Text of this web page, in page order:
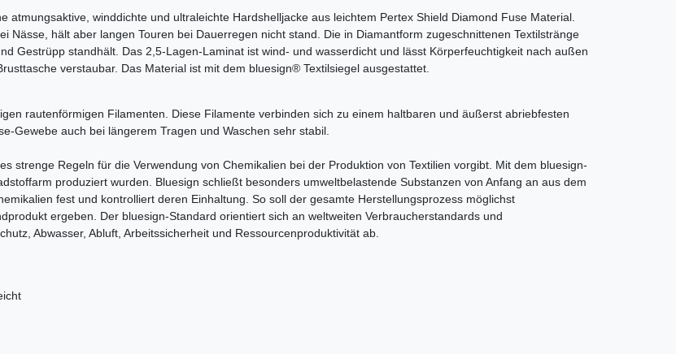
atmungsaktive, winddichte und ultraleichte Hardshelljacke aus leichtem Pertex Shield Diamond Fuse Material.
Nässe, hält aber langen Touren bei Dauerregen nicht stand. Die in Diamantform zugeschnittenen Textilstränge
Gestrüpp standhält. Das 2,5-Lagen-Laminat ist wind- und wasserdicht und lässt Körperfeuchtigkeit nach außen
verstaubar. Das Material ist mit dem bluesign® Textilsiegel ausgestattet.
rautenförmigen Filamenten. Diese Filamente verbinden sich zu einem haltbaren und äußerst abriebfesten
Gewebe auch bei längerem Tragen und Waschen sehr stabil.
strenge Regeln für die Verwendung von Chemikalien bei der Produktion von Textilien vorgibt. Mit dem bluesign-
produziert wurden. Bluesign schließt besonders umweltbelastende Substanzen von Anfang an aus dem
fest und kontrolliert deren Einhaltung. So soll der gesamte Herstellungsprozess möglichst
ergeben. Der bluesign-Standard orientiert sich an weltweiten Verbraucherstandards und
Abwasser, Abluft, Arbeitssicherheit und Ressourcenproduktivität ab.